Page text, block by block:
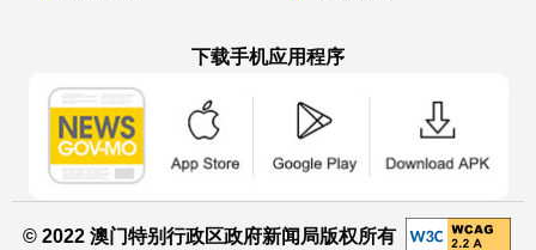
下载手机应用程序
© 2022 澳门特别行政区政府新闻局版权所有